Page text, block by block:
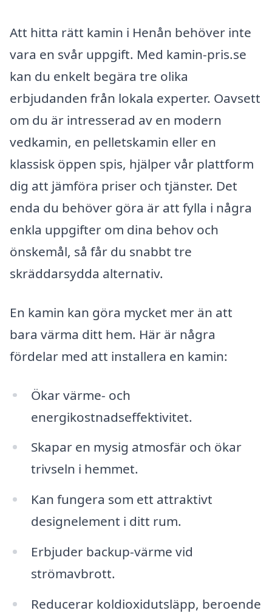
Att hitta rätt kamin i Henån behöver inte
vara en svår uppgift. Med kamin-pris.se
kan du enkelt begära tre olika
erbjudanden från lokala experter. Oavsett
om du är intresserad av en modern
vedkamin, en pelletskamin eller en
klassisk öppen spis, hjälper vår plattform
dig att jämföra priser och tjänster. Det
enda du behöver göra är att fylla i några
enkla uppgifter om dina behov och
önskemål, så får du snabbt tre
skräddarsydda alternativ.
En kamin kan göra mycket mer än att
bara värma ditt hem. Här är några
fördelar med att installera en kamin:
Ökar värme- och
energikostnadseffektivitet.
Skapar en mysig atmosfär och ökar
trivseln i hemmet.
Kan fungera som ett attraktivt
designelement i ditt rum.
Erbjuder backup-värme vid
strömavbrott.
Reducerar koldioxidutsläpp, beroende